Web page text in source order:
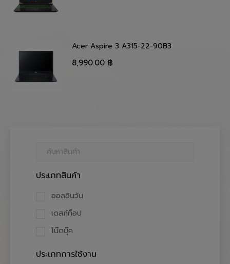
Acer Aspire 3 A315-22-90B3
8,990.00 ฿
ประเภทสินค้า
ออลอินวัน
เดสก์ท็อป
โน๊ตบุ๊ค
ประเภทการใช้งาน